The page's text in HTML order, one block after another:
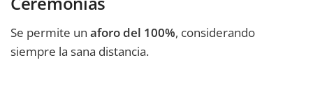
Se permite un aforo del 100%, considerando
siempre la sana distancia.